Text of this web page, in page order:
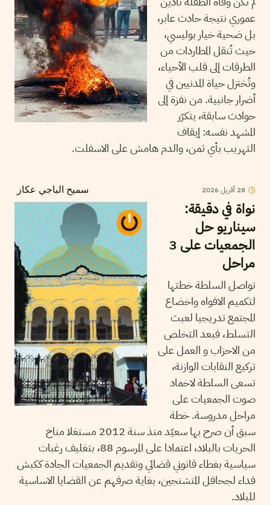
عموري نتيجة حادث عابر،
بل ضحية خيار بوليسي،
حيث تُنقل المطاردات من
الطرقات إلى قلب الأحياء،
وتُختزل حياة المدنيين في
أضرار جانبية. من نفزة إلى
حوادث سابقة، يتكرّر
المشهد نفسه: إيقاف
التهريب بأي ثمن، والدم هامش على الاسفلت.
سميح الباجي عكاز 28 أفريل2026
نواة في دقيقة:
سيناريو حل
الجمعيات على 3
مراحل
تواصل السلطة خطتها
لتكميم الافواه واخضاع
المجتمع تدريجيا لعبث
التسلط، فبعد التخلص
من الاحزاب و العمل على
تركيع النقابات الوازنة،
تسعى السلطة لاخماد
صوت الجمعيات على
مراحل مدروسة. خطة
سبق أن صرح بها سعيّد منذ سنة 2012 مستغلا مناخ
الحريات بالبلاد، اعتمادا على المرسوم 88، بتغليف رغبات
سياسية بغطاء قانوني قضائي وتقديم الجمعيات الجادة ككبش
فداء لجحافل المتشنجين، بغاية صرفهم عن القضايا الاساسية
للبلاد.